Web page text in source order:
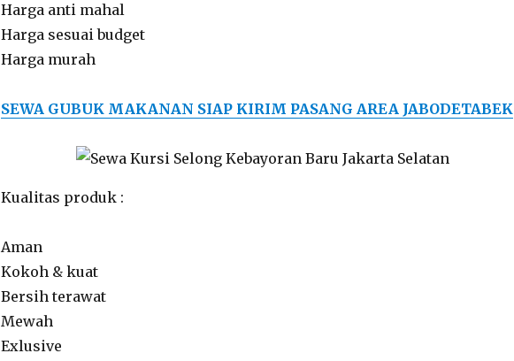
Harga anti mahal
Harga sesuai budget
Harga murah
SEWA GUBUK MAKANAN SIAP KIRIM PASANG AREA JABODETABEK
Kualitas produk :
Aman
Kokoh & kuat
Bersih terawat
Mewah
Exlusive